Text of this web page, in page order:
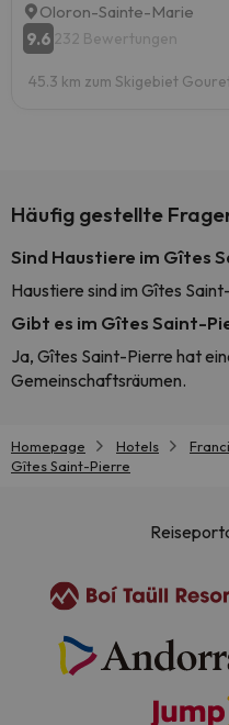
Oloron-Sainte-Marie
9.6 232 Bewertungen
45.3 km zum Skigebiet
Häufig gestellte
Sind Haustiere im Gîtes
Haustiere sind im Gîtes
Gibt es im Gîtes Saint-
Ja, Gîtes Saint-Pierre hat
Gemeinschaftsräumen.
Homepage Hotels
Gîtes Saint-Pierre